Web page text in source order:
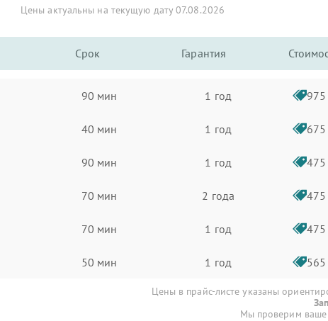
Цены актуальны на текущую дату 07.08.2026
Срок Гарантия
90 мин 1 год 975
40 мин 1 год 675
90 мин 1 год 475
70 мин 2 года 475
70 мин 1 год 475
50 мин 1 год 565
Цены в прайс-листе указаны
Мы проверим ваше